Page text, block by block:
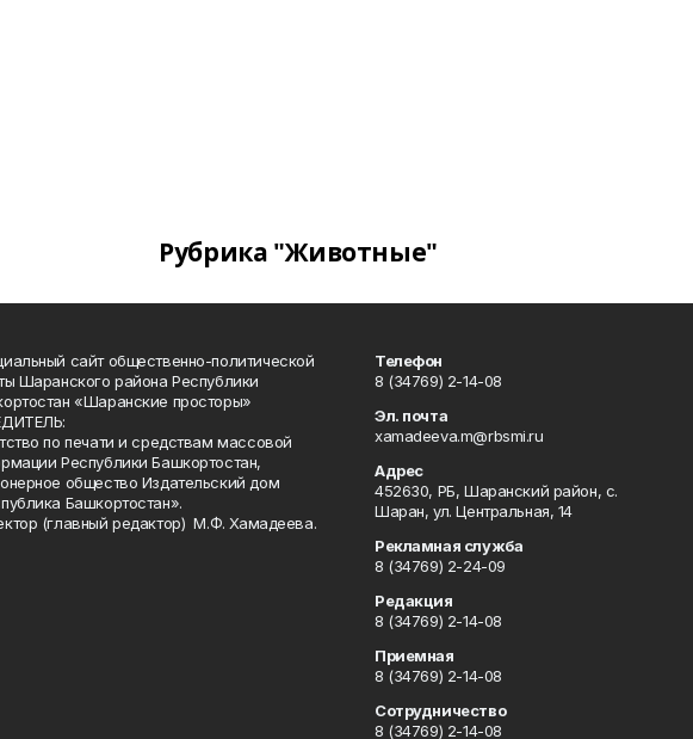
Рубрика "Животные"
сайт общественно-политической
Шаранского района Республики
«Шаранские просторы»
по печати и средствам массовой
Республики Башкортостан,
общество Издательский дом
Башкортостан».
(главный редактор) М.Ф. Хамадеева.
Телефон
8 (34769) 2-14-08
Эл. почта
xamadeeva.m@rbsmi.ru
Адрес
452630, РБ, Шаранский район, с.
Шаран, ул. Центральная, 14
Рекламная служба
8 (34769) 2-24-09
Редакция
8 (34769) 2-14-08
Приемная
8 (34769) 2-14-08
Сотрудничество
8 (34769) 2-14-08